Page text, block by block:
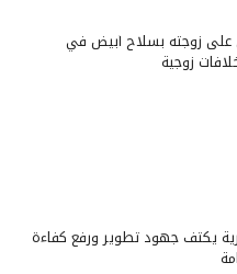
زوجته بسلاح أبيض في
زوجية
يكثف جهود تطوير ورفع كفاءة